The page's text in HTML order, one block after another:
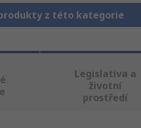
z této kategorie
Legislativa a
životní
prostředí